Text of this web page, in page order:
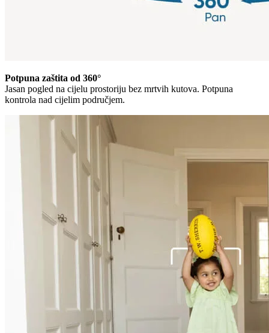
Potpuna zaštita od 360°
Jasan pogled na cijelu prostoriju bez mrtvih kutova. Potpuna
kontrola nad cijelim područjem.